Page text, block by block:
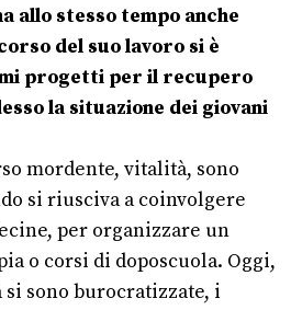
allo stesso tempo anche
del suo lavoro si è
progetti per il recupero
la situazione dei giovani
mordente, vitalità, sono
si riusciva a coinvolgere
per organizzare un
o corsi di doposcuola. Oggi,
sono burocratizzate, i